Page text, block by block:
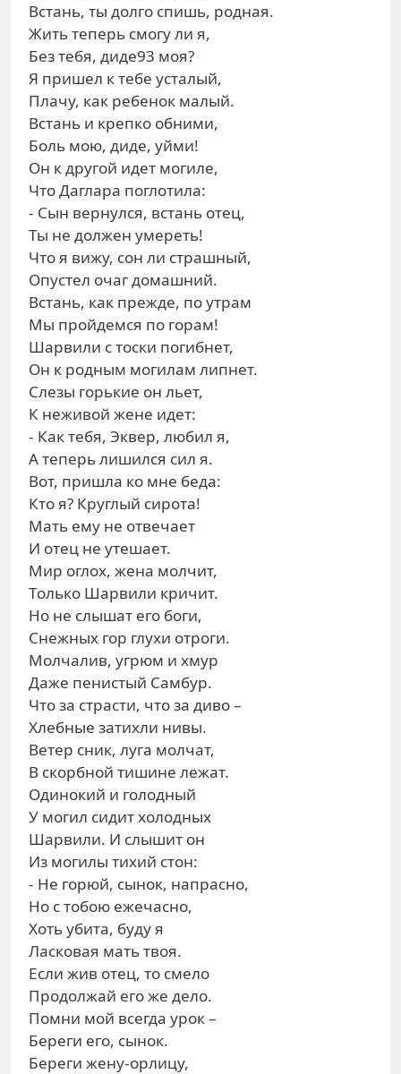
Встань, ты долго спишь, родная.
Жить теперь смогу ли я,
Без тебя, диде93 моя?
Я пришел к тебе усталый,
Плачу, как ребенок малый.
Встань и крепко обними,
Боль мою, диде, уйми!
Он к другой идет могиле,
Что Даглара поглотила:
- Сын вернулся, встань отец,
Ты не должен умереть!
Что я вижу, сон ли страшный,
Опустел очаг домашний.
Встань, как прежде, по утрам
Мы пройдемся по горам!
Шарвили с тоски погибнет,
Он к родным могилам липнет.
Слезы горькие он льет,
К неживой жене идет:
- Как тебя, Эквер, любил я,
А теперь лишился сил я.
Вот, пришла ко мне беда:
Кто я? Круглый сирота!
Мать ему не отвечает
И отец не утешает.
Мир оглох, жена молчит,
Только Шарвили кричит.
Но не слышат его боги,
Снежных гор глухи отроги.
Молчалив, угрюм и хмур
Даже пенистый Самбур.
Что за страсти, что за диво –
Хлебные затихли нивы.
Ветер сник, луга молчат,
В скорбной тишине лежат.
Одинокий и голодный
У могил сидит холодных
Шарвили. И слышит он
Из могилы тихий стон:
- Не горюй, сынок, напрасно,
Но с тобою ежечасно,
Хоть убита, буду я
Ласковая мать твоя.
Если жив отец, то смело
Продолжай его же дело.
Помни мой всегда урок –
Береги его, сынок.
Береги жену-орлицу,